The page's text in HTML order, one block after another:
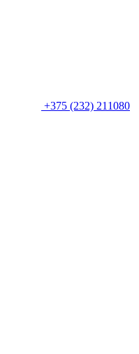
+375 (232) 211080